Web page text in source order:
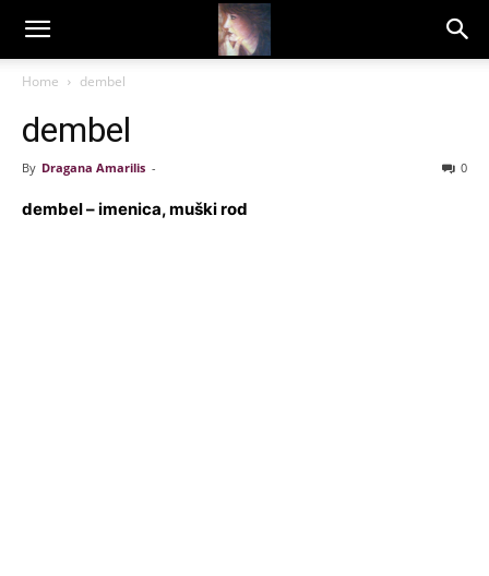
Dragana
Amarilis
Home dembel
dembel
By Dragana Amarilis - 0
dembel – imenica, muški rod